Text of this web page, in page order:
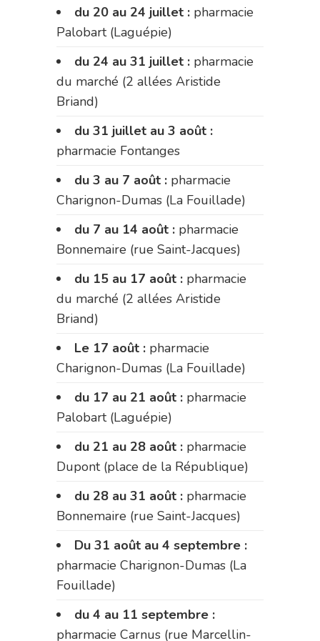
du 20 au 24 juillet : pharmacie
Palobart (Laguépie)
du 24 au 31 juillet : pharmacie
du marché (2 allées Aristide
Briand)
du 31 juillet au 3 août :
pharmacie Fontanges
du 3 au 7 août : pharmacie
Charignon-Dumas (La Fouillade)
du 7 au 14 août : pharmacie
Bonnemaire (rue Saint-Jacques)
du 15 au 17 août : pharmacie
du marché (2 allées Aristide
Briand)
Le 17 août : pharmacie
Charignon-Dumas (La Fouillade)
du 17 au 21 août : pharmacie
Palobart (Laguépie)
du 21 au 28 août : pharmacie
Dupont (place de la République)
du 28 au 31 août : pharmacie
Bonnemaire (rue Saint-Jacques)
Du 31 août au 4 septembre :
pharmacie Charignon-Dumas (La
Fouillade)
du 4 au 11 septembre :
pharmacie Carnus (rue Marcellin-